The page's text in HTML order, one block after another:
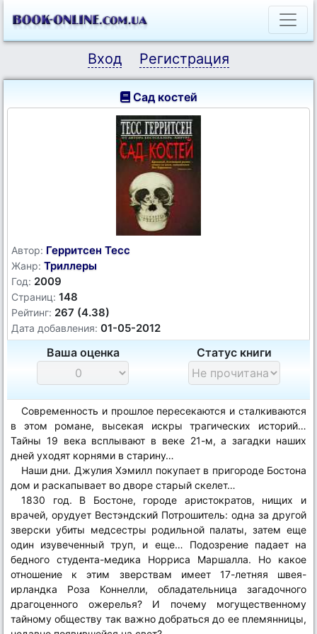
Вход Регистрация
Сад костей
Автор: Герритсен Тесс
Жанр: Триллеры
Год: 2009
Страниц: 148
Рейтинг: 267 (4.38)
Дата добавления: 01-05-2012
Ваша оценка Статус книги
Современность и прошлое пересекаются и сталкиваются
в этом романе, высекая искры трагических историй…
Тайны 19 века всплывают в веке 21-м, а загадки наших
дней уходят корнями в старину…
Наши дни. Джулия Хэмилл покупает в пригороде Бостона
дом и раскапывает во дворе старый скелет…
1830 год. В Бостоне, городе аристократов, нищих и
врачей, орудует Вестэндский Потрошитель: одна за другой
зверски убиты медсестры родильной палаты, затем еще
один изувеченный труп, и еще… Подозрение падает на
бедного студента-медика Норриса Маршалла. Но какое
отношение к этим зверствам имеет 17-летняя швея-
ирландка Роза Коннелли, обладательница загадочного
драгоценного ожерелья? И почему могущественному
тайному обществу так важно добраться до ее племянницы,